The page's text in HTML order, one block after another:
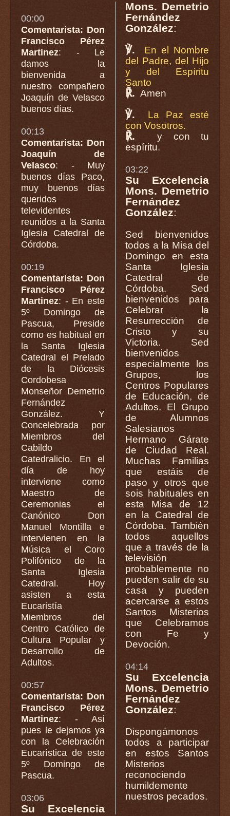
00:00
Comentarista: Don
Francisco Pérez
Martinez: - Le
damos la
bienvenida a
nuestro compañero
Joaquín de Velasco
buenos días.
00:13
Comentarista: Don
Joaquín de
Velasco: - Muy
buenos días Paco,
muy buenos días
queridos
televidentes
reunidos a la Santa
Iglesia Catedral de
Córdoba.
00:19
Comentarista: Don
Francisco Pérez
Martinez: - En este
5º Domingo de
Pascua, Preside
como es habitual en
la Santa Iglesia
Catedral el Prelado
de la Diócesis
Cordobesa
Monseñor Demetrio
Fernández
González. Y
Concelebrada por
Miembros del
Cabildo
Catedralicio. En el
día de hoy
interviene como
Maestro de
Ceremonias el
Canónico Don
Manuel Montilla e
intervienen en la
Música el Coro
Polifónico de la
Santa Iglesia
Catedral. Hoy
asisten a esta
Eucaristía
Miembros del
Centro Católico de
Cultura Popular y
Desarrollo de
Adultos.
00:57
Comentarista: Don
Francisco Pérez
Martinez: - Así
pues le dejamos ya
con la Celebración
Eucarística de este
5º Domingo de
Pascua.
03:06
Su Excelencia
Mons. Demetrio
Fernández
González:
℣.
En el Nombre
del Padre, del Hijo
y del Espíritu
Santo
℟. Amen
℣.
La Paz esté
con Vosotros.
℟.
y con tu
espíritu.
03:22
Su Excelencia
Mons. Demetrio
Fernández
González:
Sed bienvenidos
todos a la Misa del
Domingo en esta
Santa Iglesia
Catedral de
Córdoba. Sed
bienvenidos para
Celebrar la
Resurrección de
Cristo y su
Victoria. Sed
bienvenidos
especialmente los
Grupos, los
Centros Populares
de Educación, de
Adultos. El Grupo
de Alumnos
Salesianos
Hermano Gárate
de Ciudad Real.
Muchas Familias
que estáis de
paso y otros que
sois habituales en
esta Misa de 12
en la Catedral de
Córdoba. También
todos aquellos
que a través de la
televisión
probablemente no
pueden salir de su
casa y pueden
acercarse a estos
Santos Misterios
que Celebramos
con Fe y
Devoción.
04:14
Su Excelencia
Mons. Demetrio
Fernández
González:
Dispongámonos
todos a participar
en estos Santos
Misterios
reconociendo
humildemente
nuestros pecados.